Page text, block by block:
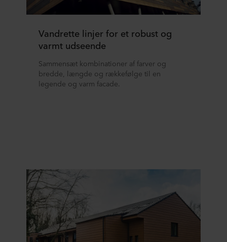
Vandrette linjer for et robust og
varmt udseende
Sammensæt kombinationer af farver og
bredde, længde og rækkefølge til en
legende og varm facade.